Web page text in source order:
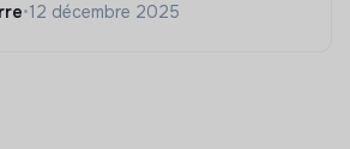
•12 décembre 2025